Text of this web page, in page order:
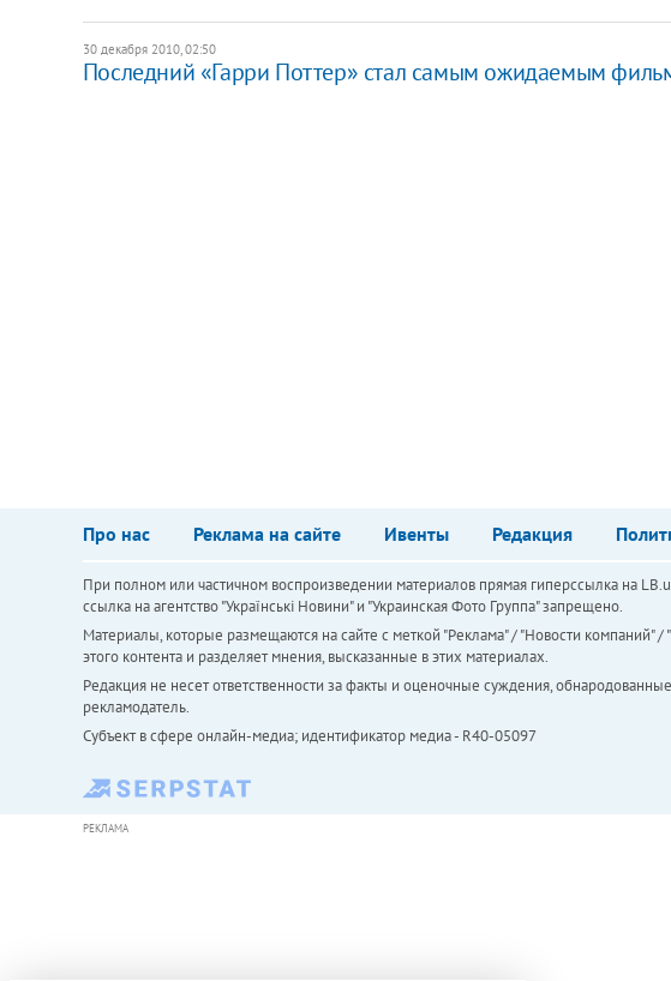
30 декабря 2010, 02:50
Последний «Гарри Поттер» стал самым ожидаемым
Про нас Реклама на сайте Ивенты Редакция
При полном или частичном воспроизведении материалов прямая гиперссылка на
ссылка на агентство "Українськi Новини" и "Украинская Фото Группа" запрещено.
Материалы, которые размещаются на сайте с меткой "Реклама" / "Новости компаний"
этого контента и разделяет мнения, высказанные в этих материалах.
Редакция не несет ответственности за факты и оценочные суждения,
рекламодатель.
Субъект в сфере онлайн-медиа; идентификатор медиа - R40-05097
РЕКЛАМА